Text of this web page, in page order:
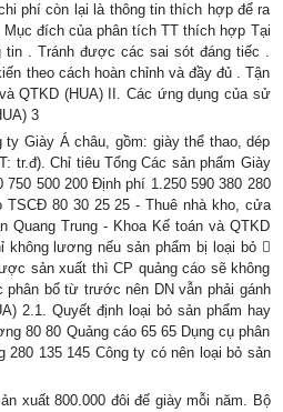
phí còn lại là thông tin thích hợp để ra
đích của phân tích TT thích hợp Tại
. Tránh được các sai sót đáng tiếc .
theo cách hoàn chỉnh và đầy đủ . Tận
QTKD (HUA) II. Các ứng dụng của sử
3
Giày Á châu, gồm: giày thể thao, dép
tr.đ). Chỉ tiêu Tổng Các sản phẩm Giày
500 200 Định phí 1.250 590 380 280
TSCĐ 80 30 25 25 - Thuê nhà kho, cửa
Quang Trung - Khoa Kế toán và QTKD
không lương nếu sản phẩm bị loại bỏ 
sản xuất thì CP quảng cáo sẽ không
bổ từ trước nên DN vẫn phải gánh
2.1. Quyết định loại bỏ sản phẩm hay
80 80 Quảng cáo 65 65 Dụng cụ phân
280 135 145 Công ty có nên loại bỏ sản
xuất 800.000 đôi đế giày mỗi năm. Bộ